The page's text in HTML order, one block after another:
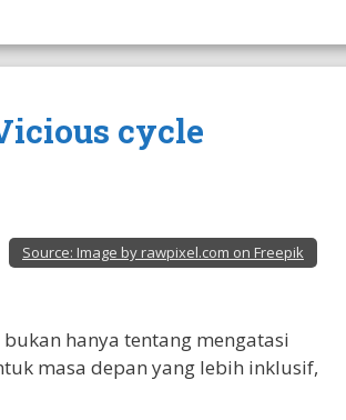
cycle
Source: Image by rawpixel.com on Freepik
hanya tentang mengatasi
masa depan yang lebih inklusif,